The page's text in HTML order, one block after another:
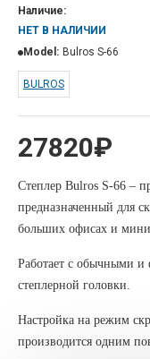
27820₽
Наличие:
НЕТ В НАЛИЧИИ
Model: Bulros S-66
BULROS
Степлер Bulros S-66 –
предназначенный для
больших офисах и
Работает с обычными
степлерной головки.
Настройка на режим
производится одним